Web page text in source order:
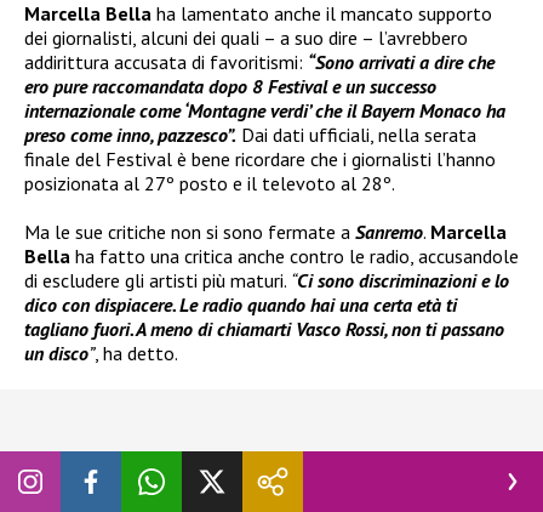
Marcella Bella ha lamentato anche il mancato supporto
dei giornalisti, alcuni dei quali – a suo dire – l’avrebbero
addirittura accusata di favoritismi: “Sono arrivati a dire che
ero pure raccomandata dopo 8 Festival e un successo
internazionale come ‘Montagne verdi’ che il Bayern Monaco ha
preso come inno, pazzesco”. Dai dati ufficiali, nella serata
finale del Festival è bene ricordare che i giornalisti l’hanno
posizionata al 27º posto e il televoto al 28º.
Ma le sue critiche non si sono fermate a Sanremo. Marcella
Bella ha fatto una critica anche contro le radio, accusandole
di escludere gli artisti più maturi. “Ci sono discriminazioni e lo
dico con dispiacere. Le radio quando hai una certa età ti
tagliano fuori. A meno di chiamarti Vasco Rossi, non ti passano
un disco”, ha detto.